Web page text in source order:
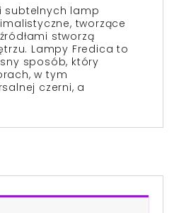
subtelnych lamp
tworzące
stworzą
Lampy Fredica to
sposób, który
w tym
czerni, a